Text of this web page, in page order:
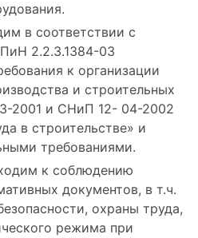
в соответствии с
2.2.3.1384-03
к организации
и строительных
2001 и СНиП 12- 04-2002
в строительстве» и
требованиями.
к соблюдению
документов, в т.ч.
охраны труда,
режима при